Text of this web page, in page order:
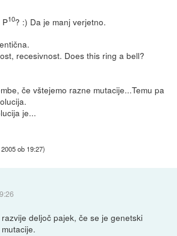
P10? :) Da je manj verjetno.
recesivnost. Does this ring a bell?
če vštejemo razne mutacije...Temu pa
je...
ob 19:27)
deljoč pajek, če se je genetski